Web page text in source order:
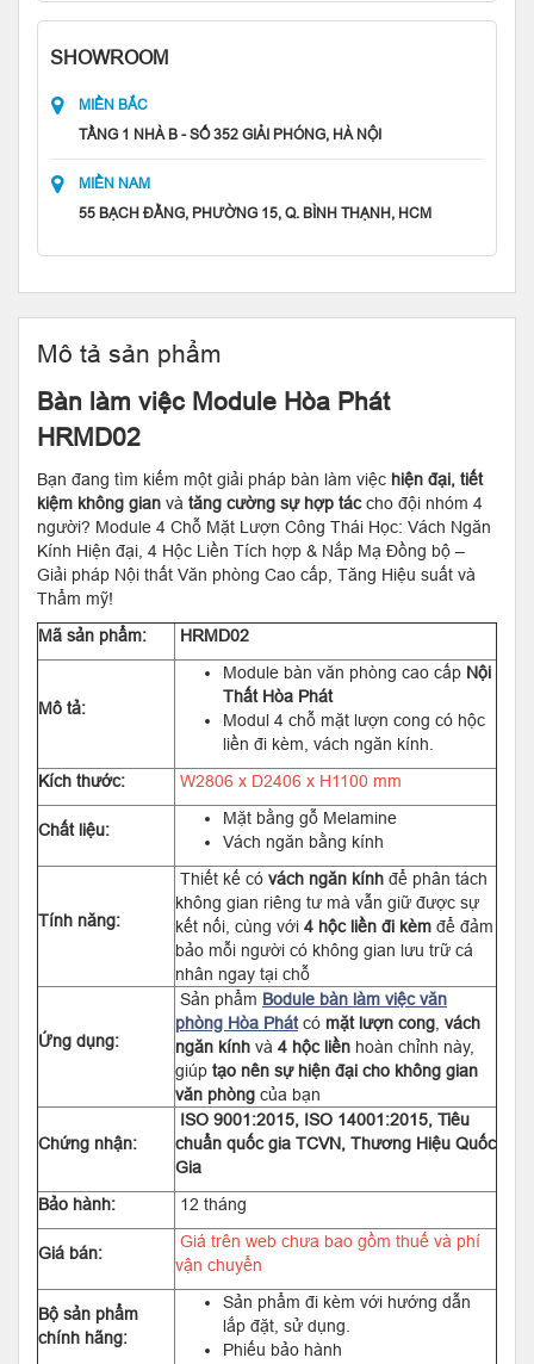
SHOWROOM
MIỀN BẮC
TẦNG 1 NHÀ B - SỐ 352 GIẢI PHÓNG, HÀ NỘI
MIỀN NAM
55 BẠCH ĐẰNG, PHƯỜNG 15, Q. BÌNH THẠNH, HCM
Mô tả sản phẩm
Bàn làm việc Module Hòa Phát
HRMD02
Bạn đang tìm kiếm một giải pháp bàn làm việc hiện đại, tiết
kiệm không gian và tăng cường sự hợp táccho đội nhóm 4
người? Module 4 Chỗ Mặt Lượn Công Thái Học: Vách Ngăn
Kính Hiện đại, 4 Hộc Liền Tích hợp & Nắp Mạ Đồng bộ –
Giải pháp Nội thất Văn phòng Cao cấp, Tăng Hiệu suất và
Thẩm mỹ!
Mã sản phẩm:
HRMD02
Mô tả:
Module bàn văn phòng cao cấp Nội
Thất Hòa Phát
Modul 4 chỗ mặt lượn cong có hộc
liền đi kèm, vách ngăn kính.
Kích thước:
W2806 x D2406 x H1100 mm
Chất liệu:
Mặt bằng gỗ Melamine
Vách ngăn bằng kính
Tính năng:
Thiết kế có vách ngăn kính để phân tách
không gian riêng tư mà vẫn giữ được sự
kết nối, cùng với 4 hộc liền đi kèm để đảm
bảo mỗi người có không gian lưu trữ cá
nhân ngay tại chỗ
Ứng dụng:
Sản phẩm Bodule bàn làm việc văn
phòng Hòa Phátcó mặt lượn cong vách
ngăn kính và 4 hộc liền hoàn chỉnh này,
giúp tạo nên sự hiện đại cho không gian
văn phòng của bạn
Chứng nhận:
ISO 9001:2015, ISO 14001:2015, Tiêu
chuẩn quốc gia TCVN, Thương Hiệu Quốc
Gia
Bảo hành:
12 tháng
Giá bán:
Giá trên web chưa bao gồm thuế và phí
vận chuyển
Bộ sản phẩm
chính hãng:
Sản phẩm đi kèm với hướng dẫn
lắp đặt, sử dụng.
Phiếu bảo hành